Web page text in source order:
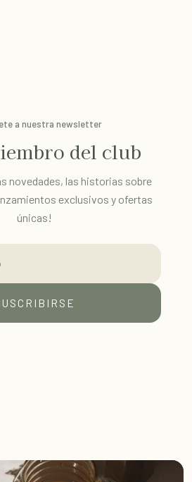
a nuestra newsletter
del club
novedades, las historias sobre
exclusivos y ofertas
únicas!